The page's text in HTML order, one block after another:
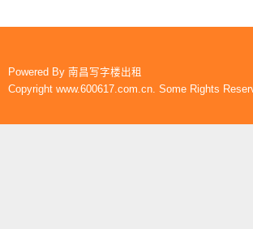
Powered By 南昌写字楼出租
Copyright www.600617.com.cn. Some Rights